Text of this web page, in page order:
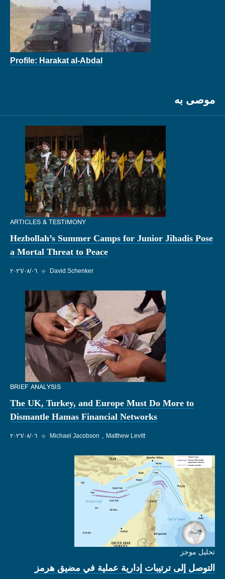
Profile: Harakat al-Abdal
موصى به
ARTICLES & TESTIMONY
Hezbollah’s Summer Camps for Junior Jihadis Pose
a Mortal Threat to Peace
٠٦‏/٠٨‏/٢٠٢٦ ◆ David Schenker
BRIEF ANALYSIS
The UK, Turkey, and Europe Must Do More to
Dismantle Hamas Financial Networks
٠٦‏/٠٨‏/٢٠٢٦ ◆ Michael Jacobson Matthew Levitt
تحليل موجز
التوصل إلى ترتيبات إدارية عملية في مضيق هرمز